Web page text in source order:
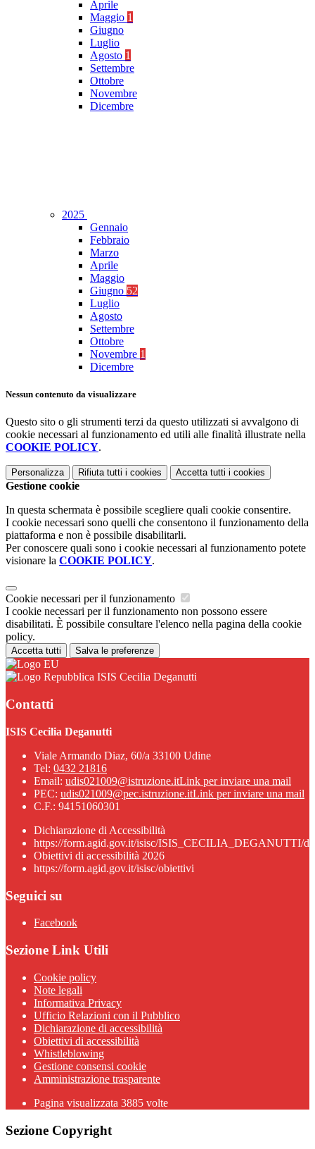
Aprile
Maggio 1
Giugno
Luglio
Agosto 1
Settembre
Ottobre
Novembre
Dicembre
2025
Gennaio
Febbraio
Marzo
Aprile
Maggio
Giugno 52
Luglio
Agosto
Settembre
Ottobre
Novembre 1
Dicembre
Nessun contenuto da visualizzare
Questo sito o gli strumenti terzi da questo utilizzati si avvalgono di
cookie necessari al funzionamento ed utili alle finalità illustrate nella
COOKIE POLICY.
Personalizza Rifiuta tutti i cookies Accetta tutti i cookies
Gestione cookie
In questa schermata è possibile scegliere quali cookie consentire.
I cookie necessari sono quelli che consentono il funzionamento della
piattaforma e non è possibile disabilitarli.
Per conoscere quali sono i cookie necessari al funzionamento potete
visionare la COOKIE POLICY.
Cookie necessari per il funzionamento
I cookie necessari per il funzionamento non possono essere
disabilitati. È possibile consultare l'elenco nella pagina della cookie
policy.
Accetta tutti Salva le preferenze
ISIS Cecilia Deganutti
Contatti
ISIS Cecilia Deganutti
Viale Armando Diaz, 60/a 33100 Udine
Tel: 0432 21816
Email: udis021009@istruzione.itLink per inviare una mail
PEC: udis021009@pec.istruzione.itLink per inviare una mail
C.F.: 94151060301
Dichiarazione di Accessibilità
https://form.agid.gov.it/isisc/ISIS_CECILIA_DEGANUTTI/
Obiettivi di accessibilità 2026
https://form.agid.gov.it/isisc/obiettivi
Seguici su
Facebook
Sezione Link Utili
Cookie policy
Note legali
Informativa Privacy
Ufficio Relazioni con il Pubblico
Dichiarazione di accessibilità
Obiettivi di accessibilità
Whistleblowing
Gestione consensi cookie
Amministrazione trasparente
Pagina visualizzata 3885 volte
Sezione Copyright